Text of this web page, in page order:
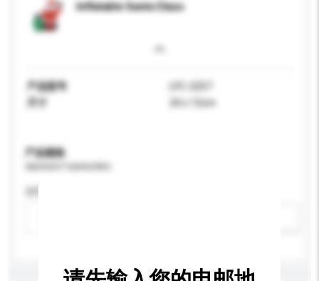
Inflatable Santa Claus
产品型号
24 x 12cm
产品规格